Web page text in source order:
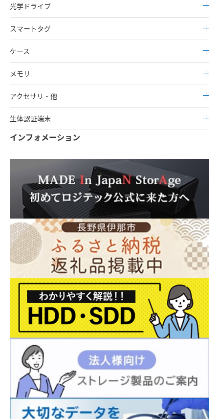
光学ドライブ
スマートタグ
ケース
メモリ
アクセサリ・他
生体認証端末
インフォメーション